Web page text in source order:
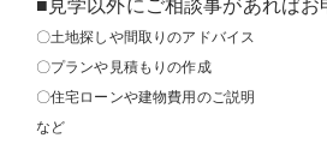
〇土地探しや間取りのアドバイス
〇プランや見積もりの作成
〇住宅ローンや建物費用のご説明
など